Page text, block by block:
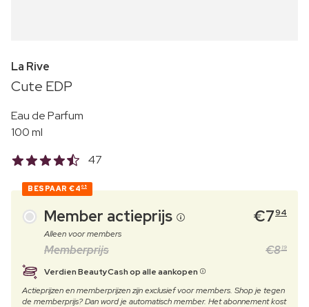
La Rive
Cute EDP
Eau de Parfum
100 ml
47
BESPAAR €4 05
Member actieprijs €794
Alleen voor members
Memberprijs €8 19
Verdien BeautyCash op alle aankopen
Actieprijzen en memberprijzen zijn exclusief voor members. Shop je tegen
de memberprijs? Dan word je automatisch member. Het abonnement kost